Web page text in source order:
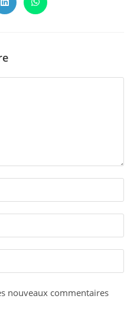
Ouvrir
dans
Ouvrir
dans
nouveaux commentaires